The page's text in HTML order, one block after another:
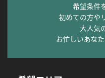
希望条件
初めての方や
大人気
お忙しいあな